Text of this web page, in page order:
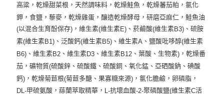
高粱，乾燥甜菜根，天然調味料，乾燥鮭魚，乾燥蕃茄粕，氯化
鉀，食鹽，藜麥，乾燥雞蛋，釀造乾燥酵母，研磨亞麻仁，鮭魚油
(以混合生育酚保存)，維生素(維生素E)、菸鹼酸(維生素B3)、硫胺
素(維生素B1)、泛酸鈣(維生素B5)、維生素A 、鹽酸吡哆醇(維生素
B6)、維生素B2、維生素D3、維生素B12、葉酸、生物素)，乾燥番
茄，礦物質(硫酸鋅、硫酸鐵、硫酸銅、氧化錳、亞硒酸鈉、碘酸
鈣)，乾燥菊苣根(菊苣多醣、果寡糖來源)，氯化膽鹼，卵磷脂，
DL-甲硫氨酸，蕬蘭萃取精華， L-抗壞血酸-2-聚磷酸鹽(維生素C活